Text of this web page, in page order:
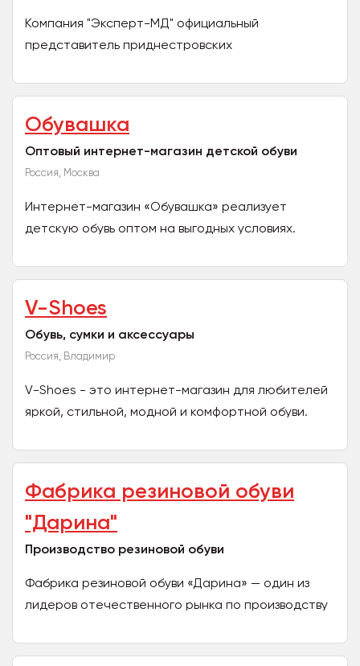
Компания "Эксперт-МД" официальный
представитель приднестровских
обуви, мужской и женской одежды. Мы...
Обувашка
Оптовый интернет-магазин детской обуви
Россия, Москва
Интернет-магазин «Обувашка» реализует
детскую обувь оптом на выгодных условиях.
для таких торговых...
V-Shoes
Обувь, сумки и аксессуары
Россия, Владимир
V-Shoes - это интернет-магазин для любителей
яркой, стильной, модной и комфортной обуви.
детали,...
Фабрика резиновой обуви
"Дарина"
Производство резиновой обуви
Фабрика резиновой обуви «Дарина» — один из
лидеров отечественного рынка по производству
Ассортимент...